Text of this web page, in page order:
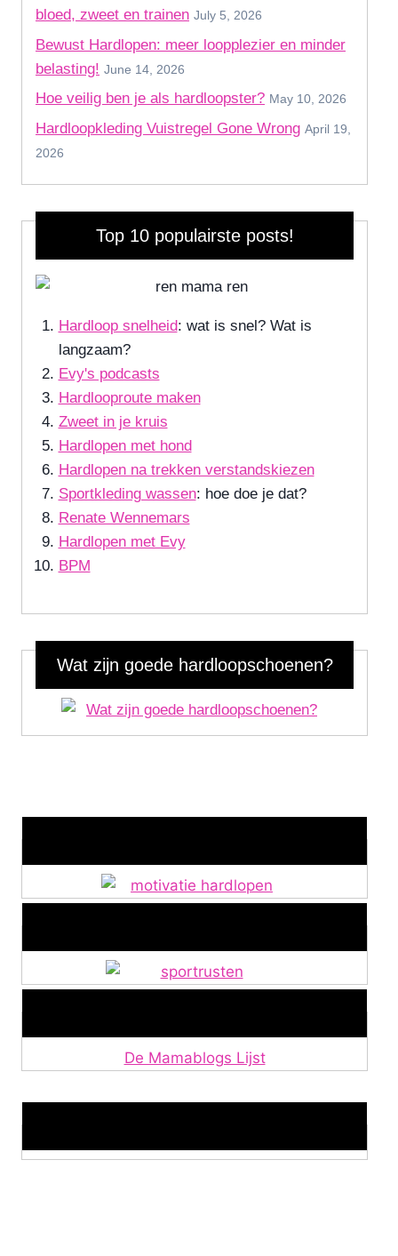
bloed, zweet en trainen July 5, 2026
Bewust Hardlopen: meer loopplezier en minder
belasting! June 14, 2026
Hoe veilig ben je als hardloopster? May 10, 2026
Hardloopkleding Vuistregel Gone Wrong April 19,
2026
Top 10 populairste posts!
Hardloop snelheid: wat is snel? Wat is
langzaam?
Evy's podcasts
Hardlooproute maken
Zweet in je kruis
Hardlopen met hond
Hardlopen na trekken verstandskiezen
Sportkleding wassen: hoe doe je dat?
Renate Wennemars
Hardlopen met Evy
BPM
Wat zijn goede hardloopschoenen?
De Mamablogs Lijst